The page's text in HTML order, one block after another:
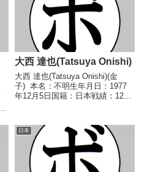
大西 達也(Tatsuya Onishi)
大西 達也(Tatsuya Onishi)(金
子) 本名：不明生年月日：1977
年12月5日国籍：日本戦績：12戦
●4R判定 (採点不明) 後呂 亮太
(トクホ...
日本